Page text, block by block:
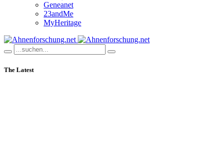
Geneanet
23andMe
MyHeritage
The Latest